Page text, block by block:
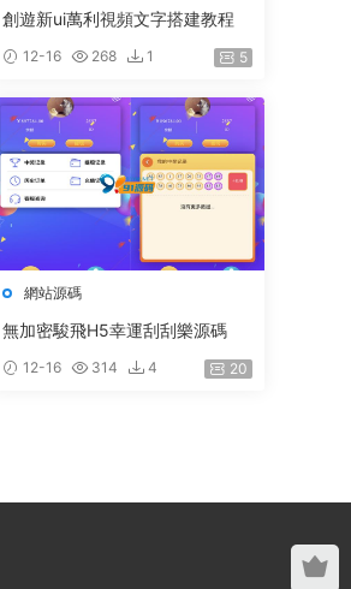
創遊新ui萬利視頻文字搭建教程
12-16 268 1 5
網站源碼
無加密駿飛H5幸運刮刮樂源碼
12-16 314 4 20